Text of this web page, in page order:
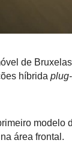
de
híbrida
área frontal.